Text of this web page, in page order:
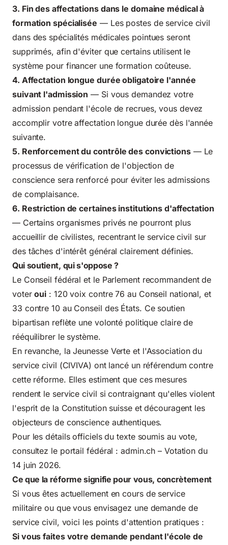
3. Fin des affectations dans le domaine médical à
formation spécialisée — Les postes de service civil
dans des spécialités médicales pointues seront
supprimés, afin d'éviter que certains utilisent le
système pour financer une formation coûteuse.
4. Affectation longue durée obligatoire l'année
suivant l'admission — Si vous demandez votre
admission pendant l'école de recrues, vous devez
accomplir votre affectation longue durée dès l'année
suivante.
5. Renforcement du contrôle des convictions— Le
processus de vérification de l'objection de
conscience sera renforcé pour éviter les admissions
de complaisance.
6. Restriction de certaines institutions d'affectation
— Certains organismes privés ne pourront plus
accueillir de civilistes, recentrant le service civil sur
des tâches d'intérêt général clairement définies.
Qui soutient, qui s'oppose ?
Le Conseil fédéral et le Parlement recommandent de
voteroui : 120 voix contre 76 au Conseil national, et
33 contre 10 au Conseil des États. Ce soutien
bipartisan reflète une volonté politique claire de
rééquilibrer le système.
En revanche, la Jeunesse Verte et l'Association du
service civil (CIVIVA) ont lancé un référendum contre
cette réforme. Elles estiment que ces mesures
rendent le service civil si contraignant qu'elles violent
l'esprit de la Constitution suisse et découragent les
objecteurs de conscience authentiques.
Pour les détails officiels du texte soumis au vote,
consultez le portail fédéral :admin.ch – Votation du
14 juin 2026.
Ce que la réforme signifie pour vous, concrètement
Si vous êtes actuellement en cours de service
militaire ou que vous envisagez une demande de
service civil, voici les points d'attention pratiques :
Si vous faites votre demande pendant l'école de